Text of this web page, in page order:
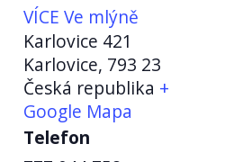
VÍCE Ve mlýně
Karlovice 421
Karlovice, 793 23
Česká republika +
Google Mapa
Telefon